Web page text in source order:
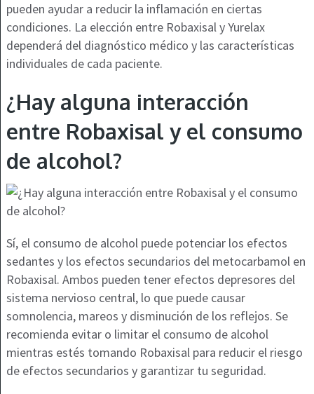
pueden ayudar a reducir la inflamación en ciertas
condiciones. La elección entre Robaxisal y Yurelax
dependerá del diagnóstico médico y las características
individuales de cada paciente.
¿Hay alguna interacción
entre Robaxisal y el consumo
de alcohol?
Sí, el consumo de alcohol puede potenciar los efectos
sedantes y los efectos secundarios del metocarbamol en
Robaxisal. Ambos pueden tener efectos depresores del
sistema nervioso central, lo que puede causar
somnolencia, mareos y disminución de los reflejos. Se
recomienda evitar o limitar el consumo de alcohol
mientras estés tomando Robaxisal para reducir el riesgo
de efectos secundarios y garantizar tu seguridad.